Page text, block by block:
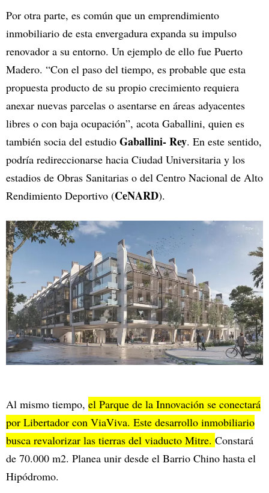
Por otra parte, es común que un emprendimiento
inmobiliario de esta envergadura expanda su impulso
renovador a su entorno. Un ejemplo de ello fue Puerto
Madero. “Con el paso del tiempo, es probable que esta
propuesta producto de su propio crecimiento requiera
anexar nuevas parcelas o asentarse en áreas adyacentes
libres o con baja ocupación”, acota Gaballini, quien es
también socia del estudio Gaballini- Rey. En este sentido,
podría redireccionarse hacia Ciudad Universitaria y los
estadios de Obras Sanitarias o del Centro Nacional de Alto
Rendimiento Deportivo (CeNARD).
Al mismo tiempo, el Parque de la Innovación se conectará
por Libertador con ViaViva. Este desarrollo inmobiliario
busca revalorizar las tierras del viaducto Mitre. Constará
de 70.000 m2. Planea unir desde el Barrio Chino hasta el
Hipódromo.